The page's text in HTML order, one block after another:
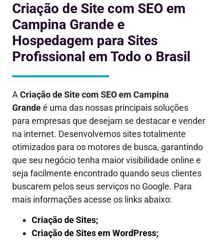
Criação de Site com SEO em
Campina Grande e
Hospedagem para Sites
Profissional em Todo o Brasil
ACriação de Site com SEO em Campina
Grandeé uma das nossas principais soluções
para empresas que desejam se destacar e vender
na internet. Desenvolvemos sites totalmente
otimizados para os motores de busca, garantindo
que seu negócio tenha maior visibilidade online e
seja facilmente encontrado quando seus clientes
buscarem pelos seus serviços no Google. Para
mais informações acesse os links abaixo:
Criação de Sites;
Criação de Sites em WordPress;